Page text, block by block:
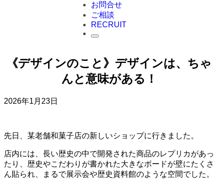
お問合せ
ご相談
RECRUIT
《デザインのこと》デザインは、ちゃ
んと意味がある！
2026年1月23日
先日、某老舗和菓子店の新しいショップに行きました。
店内には、長い歴史の中で開発された商品のレプリカがあっ
たり、歴史やこだわりが書かれた大きなボードが壁にたくさ
ん貼られ、まるで展示会や歴史資料館のような空間でした。